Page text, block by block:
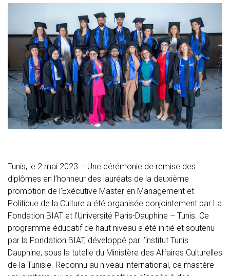
Tunis, le 2 mai 2023 – Une cérémonie de remise des
diplômes en l’honneur des lauréats de la deuxième
promotion de l’Exécutive Master en Management et
Politique de la Culture a été organisée conjointement par La
Fondation BIAT et l’Université Paris-Dauphine – Tunis. Ce
programme éducatif de haut niveau a été initié et soutenu
par la Fondation BIAT, développé par l’institut Tunis
Dauphine, sous la tutelle du Ministère des Affaires Culturelles
de la Tunisie. Reconnu au niveau international, ce mastère